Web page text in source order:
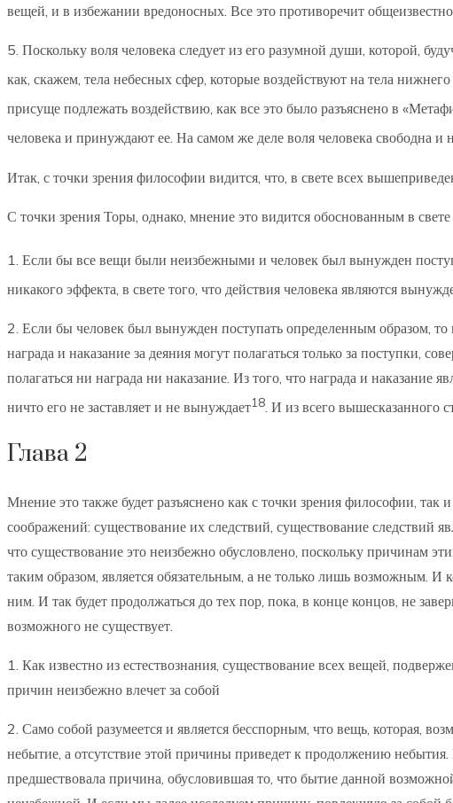
вещей, и в избежании вредоносных. Все это противоречит
5. Поскольку воля человека следует из его разумной души, которой,
как, скажем, тела небесных сфер, которые воздействуют на тела
присуще подлежать воздействию, как все это было разъяснено в
человека и принуждают ее. На самом же деле воля человека свободна и
Итак, с точки зрения философии видится, что, в свете всех
С точки зрения Торы, однако, мнение это видится обоснованным в
1. Если бы все вещи были неизбежными и человек был вынужден
никакого эффекта, в свете того, что действия человека являются
2. Если бы человек был вынужден поступать определенным образом,
награда и наказание за деяния могут полагаться только за поступки,
полагаться ни награда ни наказание. Из того, что награда и наказание
ничто его не заставляет и не вынуждает18. И из всего вышесказанного
Глава 2
Мнение это также будет разъяснено как с точки зрения философии,
соображений: существование их следствий, существование следствий
что существование это неизбежно обусловлено, поскольку причинам
таким образом, является обязательным, а не только лишь возможным.
ним. И так будет продолжаться до тех пор, пока, в конце концов, не
возможного не существует.
1. Как известно из естествознания, существование всех вещей,
причин неизбежно влечет за собой
2. Само собой разумеется и является бесспорным, что вещь, которая,
небытие, а отсутствие этой причины приведет к продолжению
предшествовала причина, обусловившая то, что бытие данной